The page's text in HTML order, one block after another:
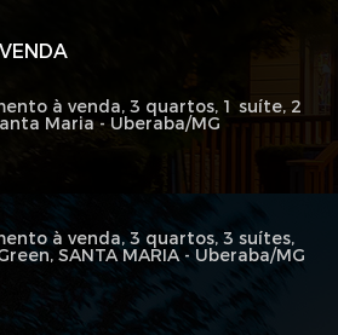
à venda, 3 quartos, 1 suíte, 2
Maria - Uberaba/MG
à venda, 3 quartos, 3 suítes,
SANTA MARIA - Uberaba/MG